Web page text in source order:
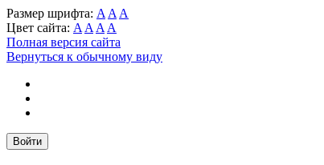
Размер шрифта: A A A
Цвет сайта: A A A A
Полная версия сайта
Вернуться к обычному виду
Войти